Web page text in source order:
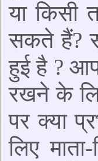
या किसी
सकते हैं?
हुई है ?
रखने के
पर क्या
लिए